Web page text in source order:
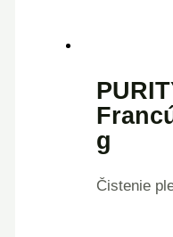
g
Čistenie